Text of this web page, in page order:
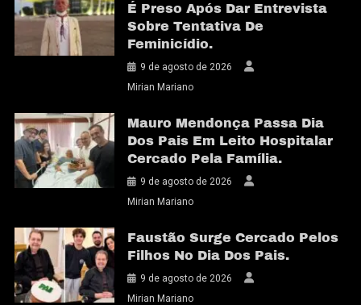
É Preso Após Dar Entrevista
Sobre Tentativa De
Feminicídio.
9 de agosto de 2026
Mirian Mariano
Mauro Mendonça Passa Dia
Dos Pais Em Leito Hospitalar
Cercado Pela Família.
9 de agosto de 2026
Mirian Mariano
Faustão Surge Cercado Pelos
Filhos No Dia Dos Pais.
9 de agosto de 2026
Mirian Mariano